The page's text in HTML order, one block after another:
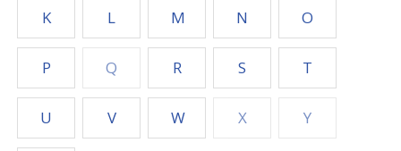
K L M N O
P Q R S T
U V W X Y